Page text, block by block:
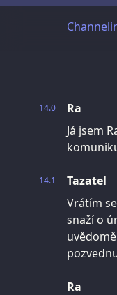
14.0
Ra
Já jsem
14.1
Tazatel
Vrátím
snaží o
Ra